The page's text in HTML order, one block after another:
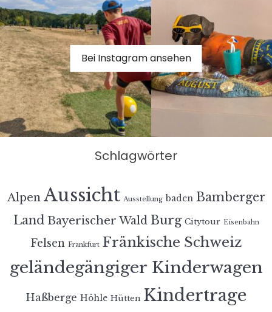
Bei Instagram ansehen
Schlagwörter
Alpen Aussicht Ausstellung baden Bamberger
Land Bayerischer Wald Burg Citytour Eisenbahn
Felsen Frankfurt Fränkische Schweiz
geländegängiger Kinderwagen
Haßberge Höhle Hütten Kindertrage